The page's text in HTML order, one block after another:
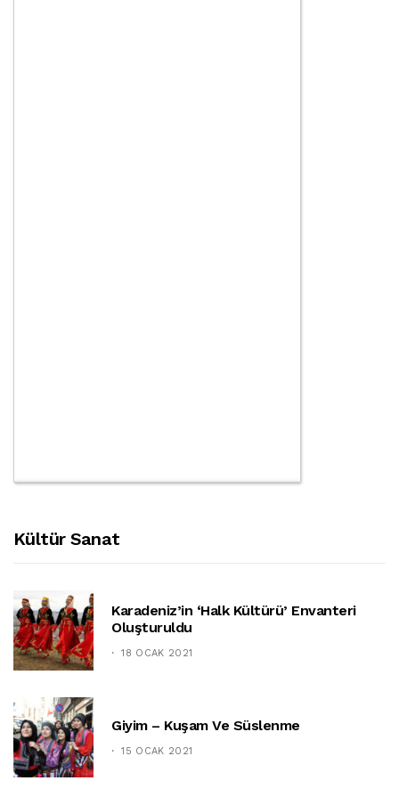
Kültür Sanat
Karadeniz’in ‘halk Kültürü’ Envanteri
Oluşturuldu
18 OCAK 2021
Giyim – Kuşam Ve Süslenme
15 OCAK 2021